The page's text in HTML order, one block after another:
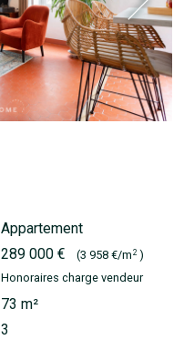
Appartement
289 000 € (3 958 €/m 2 )
Honoraires charge vendeur
73 m²
3